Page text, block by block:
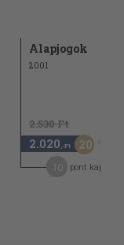
Alapjogok
2001
2.530 Ft
2.020 ,-Ft 20
pont kapható